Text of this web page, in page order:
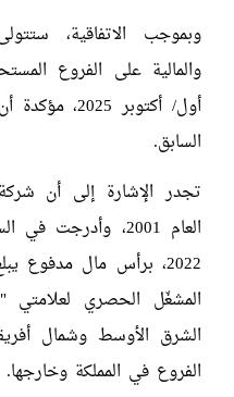
وبموجب الاتفاقية،
أول/ أكتوبر
السابق.
تجدر الإشارة إلى أن
العام 2001،
المشغّل الحصري لعلامتي
الشرق الأوسط وشمال
الفروع في المملكة وخارجها.